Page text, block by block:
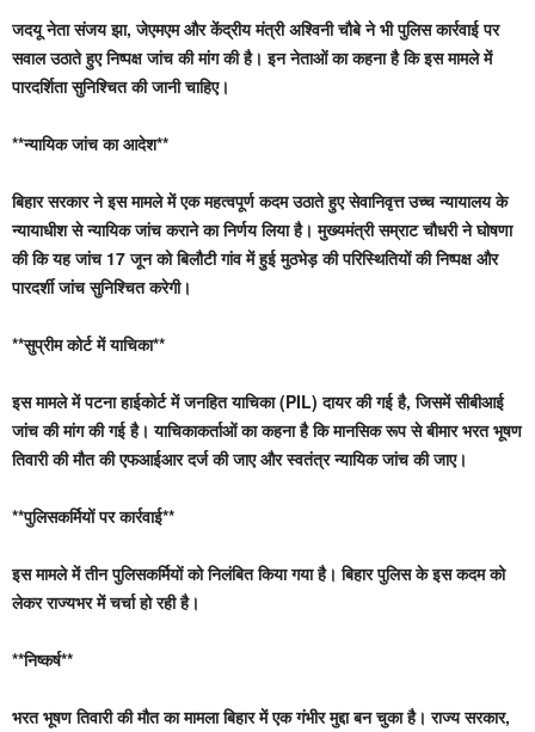
जदयू नेता संजय झा, जेएमएम और केंद्रीय मंत्री अश्विनी चौबे ने भी पुलिस कार्रवाई पर
सवाल उठाते हुए निष्पक्ष जांच की मांग की है। इन नेताओं का कहना है कि इस मामले में
पारदर्शिता सुनिश्चित की जानी चाहिए।
**न्यायिक जांच का आदेश**
बिहार सरकार ने इस मामले में एक महत्वपूर्ण कदम उठाते हुए सेवानिवृत्त उच्च न्यायालय के
न्यायाधीश से न्यायिक जांच कराने का निर्णय लिया है। मुख्यमंत्री सम्राट चौधरी ने घोषणा
की कि यह जांच 17 जून को बिलौटी गांव में हुई मुठभेड़ की परिस्थितियों की निष्पक्ष और
पारदर्शी जांच सुनिश्चित करेगी।
**सुप्रीम कोर्ट में याचिका**
इस मामले में पटना हाईकोर्ट में जनहित याचिका (PIL) दायर की गई है, जिसमें सीबीआई
जांच की मांग की गई है। याचिकाकर्ताओं का कहना है कि मानसिक रूप से बीमार भरत भूषण
तिवारी की मौत की एफआईआर दर्ज की जाए और स्वतंत्र न्यायिक जांच की जाए।
**पुलिसकर्मियों पर कार्रवाई**
इस मामले में तीन पुलिसकर्मियों को निलंबित किया गया है। बिहार पुलिस के इस कदम को
लेकर राज्यभर में चर्चा हो रही है।
**निष्कर्ष**
भरत भूषण तिवारी की मौत का मामला बिहार में एक गंभीर मुद्दा बन चुका है। राज्य सरकार,